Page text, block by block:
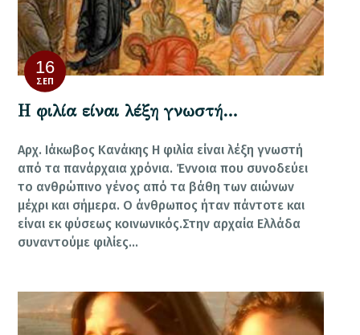
16
ΣΕΠ
Η φιλία είναι λέξη γνωστή…
Αρχ. Ιάκωβος Κανάκης Η φιλία είναι λέξη γνωστή
από τα πανάρχαια χρόνια. Έννοια που συνοδεύει
το ανθρώπινο γένος από τα βάθη των αιώνων
μέχρι και σήμερα. Ο άνθρωπος ήταν πάντοτε και
είναι εκ φύσεως κοινωνικός.Στην αρχαία Ελλάδα
συναντούμε φιλίες…